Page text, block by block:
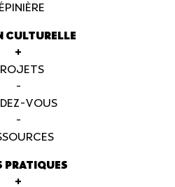
CULTURELLE
+
-
VOUS
-
PRATIQUES
+